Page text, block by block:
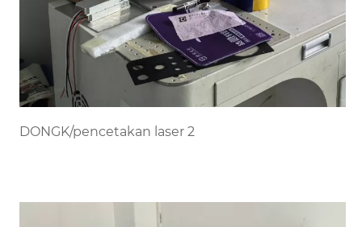
DONGK/pencetakan laser 2